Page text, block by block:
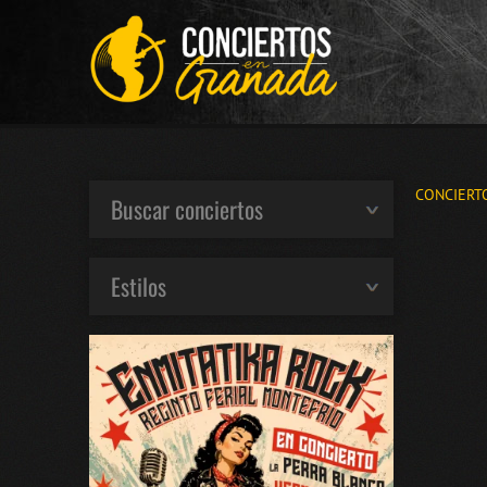
Buscar conciertos
Estilos